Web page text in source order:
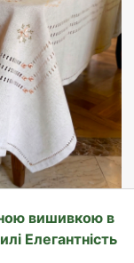
вишивкою в
Елегантність